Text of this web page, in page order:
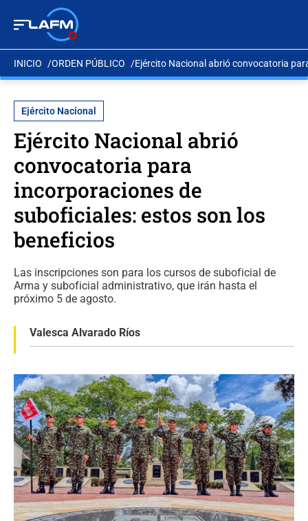
INICIO ORDEN PÚBLICO Ejército Nacional abrió convocatoria
Ejército Nacional
Ejército Nacional abrió
convocatoria para
incorporaciones de
suboficiales: estos son los
beneficios
Las inscripciones son para los cursos de suboficial de
Arma y suboficial administrativo, que irán hasta el
próximo 5 de agosto.
Valesca Alvarado Ríos